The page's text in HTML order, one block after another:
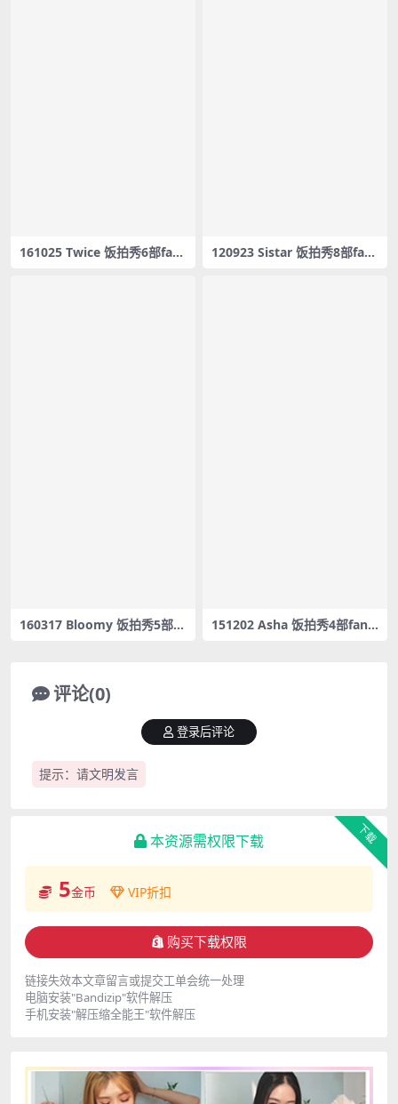
161025 Twice 饭拍秀6部fanc
120923 Sistar 饭拍秀8部fanc
160317 Bloomy 饭拍秀5部fa
151202 Asha 饭拍秀4部fanc
评论(0)
提示：请文明发言
登录后评论
下载
本资源需权限下载
5金币 VIP折扣
购买下载权限
链接失效本文章留言或提交工单会统一处理
电脑安装"Bandizip"软件解压
手机安装"解压缩全能王"软件解压